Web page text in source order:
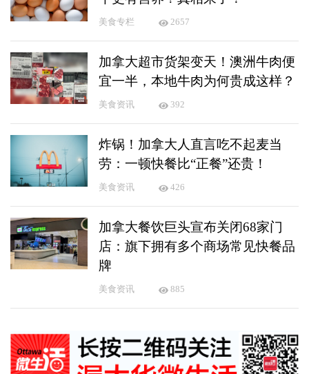
美食专栏 2657
加拿大超市货架变天！澳洲牛肉便
宜一半，本地牛肉为何贵成这样？
美食资讯 392
炸锅！加拿大人直言吃不起麦当
劳：一顿快餐比“正餐”还贵！
美食资讯 426
加拿大餐饮巨头宣布关闭68家门
店：旗下拥有多个商场常见快餐品
牌
美食资讯 885